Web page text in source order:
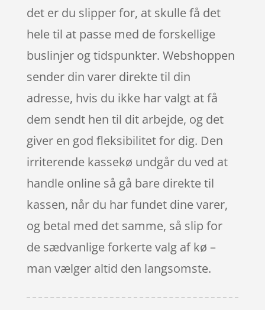
det er du slipper for, at skulle få det
hele til at passe med de forskellige
buslinjer og tidspunkter. Webshoppen
sender din varer direkte til din
adresse, hvis du ikke har valgt at få
dem sendt hen til dit arbejde, og det
giver en god fleksibilitet for dig. Den
irriterende kassekø undgår du ved at
handle online så gå bare direkte til
kassen, når du har fundet dine varer,
og betal med det samme, så slip for
de sædvanlige forkerte valg af kø –
man vælger altid den langsomste.